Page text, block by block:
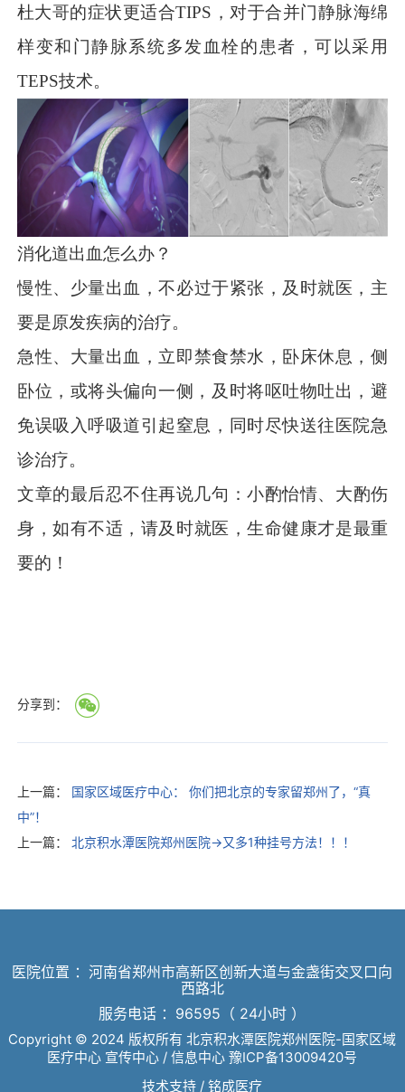
杜大哥的症状更适合TIPS，对于合并门静脉海绵
样变和门静脉系统多发血栓的患者，可以采用
TEPS技术。
消化道出血怎么办？
慢性、少量出血 ，不必过于紧张，及时就医，主
要是原发疾病的治疗。
急性、大量出血 ， 立即禁食禁水，卧床休息，侧
卧位，或将头偏向一侧，及时将呕吐物吐出，避
免误吸入呼吸道引起窒息，同时尽快送往医院急
诊治疗。
文章的最后忍不住再说几句 ：小酌怡情、 大酌伤
身 ，如有不适 ， 请及时就医 ，生命健康才是最重
要的 ！
分享到：
上一篇： 国家区域医疗中心： 你们把北京的专家留郑州了，“真
中”！
上一篇： 北京积水潭医院郑州医院→又多1种挂号方法！！！
医院位置 ：河南省郑州市高新区创新大道与金盏街交叉口向
西路北
服务电话 ：96595（ 24小时 ）
Copyright © 2024 版权所有 北京积水潭医院郑州医院-国家区域
医疗中心 宣传中心 / 信息中心豫ICP备13009420号
技术支持 /铭成医疗